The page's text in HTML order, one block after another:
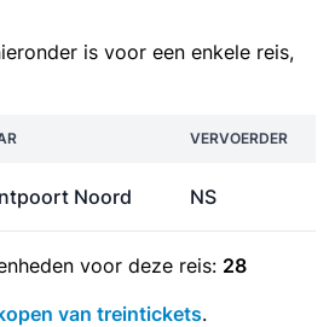
is voor een enkele reis,
VERVOERDER
Noord NS
voor deze reis: 28
van treintickets.